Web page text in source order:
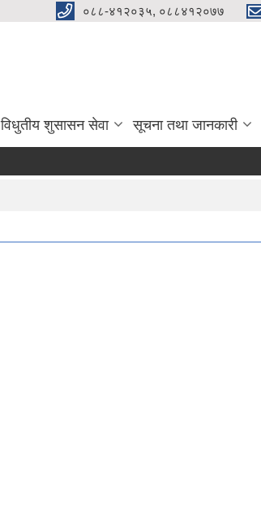
०८८-४१२०३५, ०८८४१२०७७
विधुतीय शुसासन सेवा सूचना तथा जानकारी